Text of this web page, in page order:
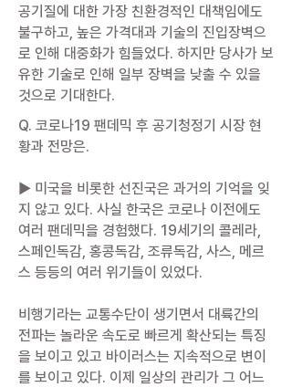
공기질에 대한 가장 친환경적인 대책임에도
불구하고, 높은 가격대과 기술의 진입장벽으
로 인해 대중화가 힘들었다. 하지만 당사가 보
유한 기술로 인해 일부 장벽을 낮출 수 있을
것으로 기대한다.
Q. 코로나19 팬데믹 후 공기청정기 시장 현
황과 전망은.
▶ 미국을 비롯한 선진국은 과거의 기억을 잊
지 않고 있다. 사실 한국은 코로나 이전에도
여러 팬데믹을 경험했다. 19세기의 콜레라,
스페인독감, 홍콩독감, 조류독감, 사스, 메르
스 등등의 여러 위기들이 있었다.
비행기라는 교통수단이 생기면서 대륙간의
전파는 놀라운 속도로 빠르게 확산되는 특징
을 보이고 있고 바이러스는 지속적으로 변이
를 보이고 있다. 이제 일상의 관리가 그 어느